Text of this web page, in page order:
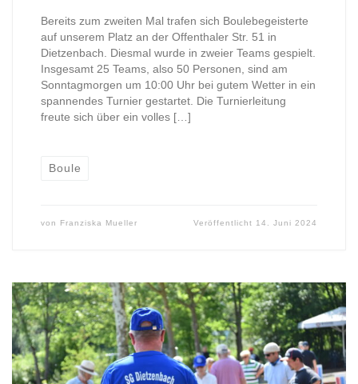
Bereits zum zweiten Mal trafen sich Boulebegeisterte
auf unserem Platz an der Offenthaler Str. 51 in
Dietzenbach. Diesmal wurde in zweier Teams gespielt.
Insgesamt 25 Teams, also 50 Personen, sind am
Sonntagmorgen um 10:00 Uhr bei gutem Wetter in ein
spannendes Turnier gestartet. Die Turnierleitung
freute sich über ein volles […]
Boule
von Franziska Mueller Veröffentlicht 14. Juni 2024